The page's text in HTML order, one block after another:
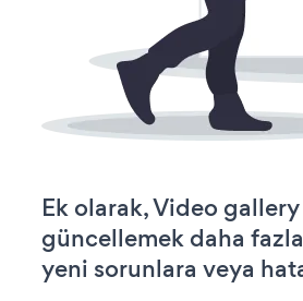
Ek olarak, Video
güncellemek daha
yeni sorunlara veya